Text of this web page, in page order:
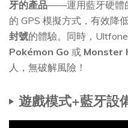
牙的產品——運用藍牙硬體
的 GPS 模擬方式，有效降
封號的體驗。同時，
Pokémon Go 或 Monster
人，無破解風險！
遊戲模式+藍牙設